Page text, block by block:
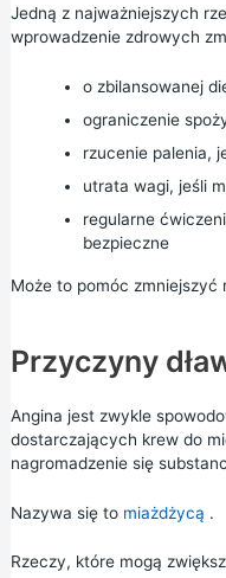
Jedną z najważniejszych
wprowadzenie zdrowych
o zbilansowanej
ograniczenie
rzucenie palenia,
utrata wagi, jeśli
regularne
bezpieczne
Może to pomóc zmniejszyć
Przyczyny
Angina jest zwykle
dostarczających krew do
nagromadzenie się
Nazywa się to miażdżycą .
Rzeczy, które mogą